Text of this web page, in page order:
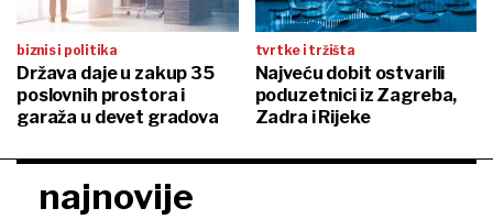
biznis i politika
Država daje u zakup 35
poslovnih prostora i
garaža u devet gradova
tvrtke i tržišta
Najveću dobit ostvarili
poduzetnici iz Zagreba,
Zadra i Rijeke
najnovije